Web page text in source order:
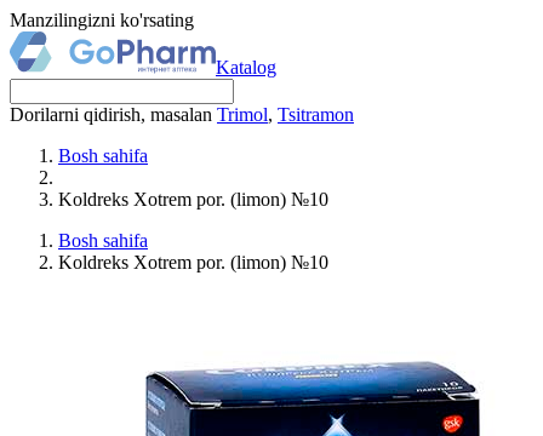
Manzilingizni ko'rsating
Katalog
Dorilarni qidirish, masalan Trimol, Tsitramon
Bosh sahifa
Koldreks Xotrem por. (limon) №10
Bosh sahifa
Koldreks Xotrem por. (limon) №10